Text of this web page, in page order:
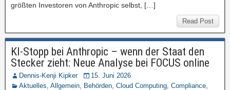
größten Investoren von Anthropic selbst, […]
Read Post
KI-Stopp bei Anthropic – wenn der Staat den
Stecker zieht: Neue Analyse bei FOCUS online
Dennis-Kenji Kipker
15. Juni 2026
Aktuelles, Allgemein, Behörden, Cloud Computing, Compliance,